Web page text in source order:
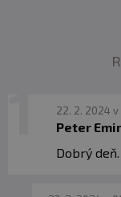
22. 2. 2024 v
Peter Emir
Dobrý